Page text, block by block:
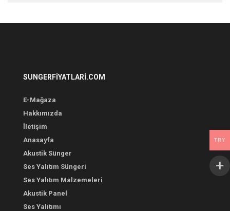
SUNGERFIYATLARI.COM
E-Mağaza
Hakkımızda
İletişim
Anasayfa
Akustik Sünger
Ses Yalıtım Süngeri
Ses Yalıtım Malzemeleri
Akustik Panel
Ses Yalıtımı
TRY